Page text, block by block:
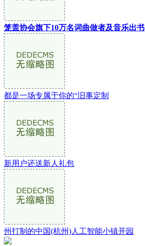
笼盖协会旗下10万名词曲做者及音乐出书
都是一场专属于你的“旧事定制
新用户还送新人礼包
州打制的中国(杭州)人工智能小镇开园